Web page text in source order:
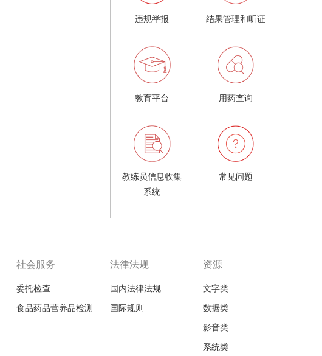
违规举报 结果管理和听证
教育平台 用药查询
教练员信息收集
系统
常见问题
社会服务
委托检查
食品药品营养品检测
法律法规
国内法律法规
国际规则
资源
文字类
数据类
影音类
系统类